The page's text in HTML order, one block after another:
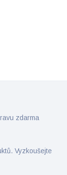
zdarma
Vyzkoušejte